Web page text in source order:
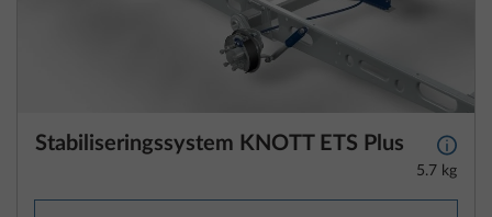
Stabiliseringssystem KNOTT ETS Plus Mer
5.7 kg